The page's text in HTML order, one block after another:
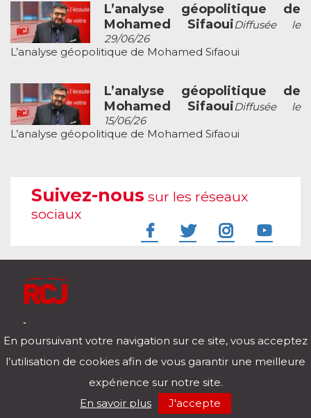
L’analyse géopolitique de
Mohamed SifaouiDiffusée le
29/06/26
L’analyse géopolitique de Mohamed Sifaoui
L’analyse géopolitique de
Mohamed SifaouiDiffusée le
15/06/26
L’analyse géopolitique de Mohamed Sifaoui
Suivez-nous sur les réseaux
sociaux
Télécharger notre application pour iOs et Android
Politique de confidentialité Nos podcasts
00:00
En poursuivant votre navigation sur ce site, vous acceptez
l’utilisation de cookies afin de vous garantir une meilleure
expérience sur notre site.
En savoir plus
J'accepte